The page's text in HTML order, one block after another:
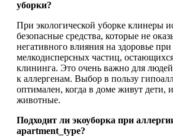
уборки?
При экологической уборке клинеры
безопасные средства, которые не
негативного влияния на здоровье
мелкодисперсных частиц,
клининга. Это очень важно для
к аллергенам. Выбор в пользу
оптимален, когда в доме живут дети,
животные.
Подходит ли экоуборка при
apartment_type?